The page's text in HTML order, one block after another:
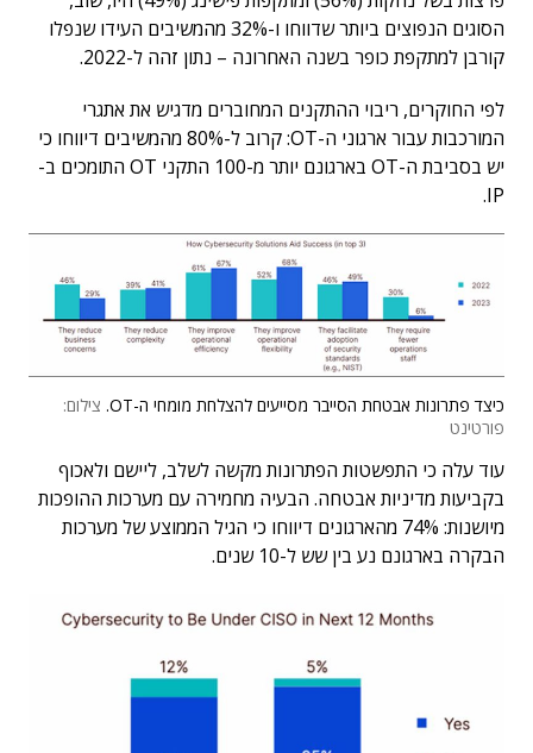
הסוגים הנפוצים ביותר שדווחו ו-32% מהמשיבים העידו שנפלו
קורבן למתקפת כופר בשנה האחרונה – נתון זהה ל-2022.
לפי החוקרים, ריבוי ההתקנים המחוברים מדגיש את אתגרי
המורכבות עבור ארגוני ה-OT: קרוב ל-80% מהמשיבים דיווחו כי
יש בסביבת ה-OT בארגונם יותר מ-100 התקני OT התומכים ב-
IP.
כיצד פתרונות אבטחת הסייבר מסייעים להצלחת מומחי ה-OT.
צילום:
פורטינט
עוד עלה כי התפשטות הפתרונות מקשה לשלב, ליישם ולאכוף
בקביעות מדיניות אבטחה. הבעיה מחמירה עם מערכות ההופכות
מיושנות: 74% מהארגונים דיווחו כי הגיל הממוצע של מערכות
הבקרה בארגונם נע בין שש ל-10 שנים.